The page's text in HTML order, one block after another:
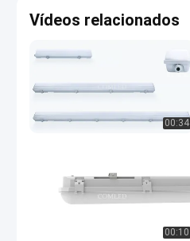
Vídeos relacionados
00:34
00:10